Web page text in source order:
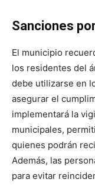
Sanciones
El municipio
los residentes del
debe utilizarse en
asegurar el
implementará la
municipales,
quienes podrán
Además, las
para evitar